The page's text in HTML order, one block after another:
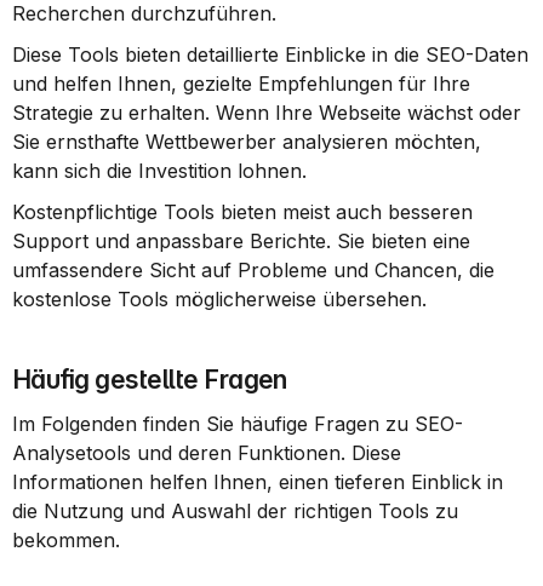
Recherchen durchzuführen.
Diese Tools bieten detaillierte Einblicke in die SEO-Daten
und helfen Ihnen, gezielte Empfehlungen für Ihre
Strategie zu erhalten. Wenn Ihre Webseite wächst oder
Sie ernsthafte Wettbewerber analysieren möchten,
kann sich die Investition lohnen.
Kostenpflichtige Tools bieten meist auch besseren
Support und anpassbare Berichte. Sie bieten eine
umfassendere Sicht auf Probleme und Chancen, die
kostenlose Tools möglicherweise übersehen.
Häufig gestellte Fragen
Im Folgenden finden Sie häufige Fragen zu SEO-
Analysetools und deren Funktionen. Diese
Informationen helfen Ihnen, einen tieferen Einblick in
die Nutzung und Auswahl der richtigen Tools zu
bekommen.